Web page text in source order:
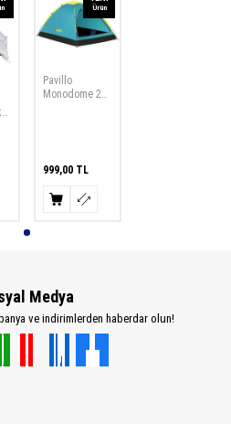
Ürün
Pavillo
Monodome 2
999,00TL
Medya
ve indirimlerden haberdar olun!